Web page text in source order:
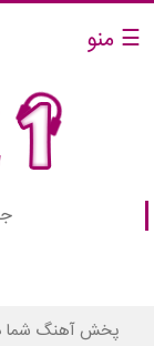
☰ منو
پخش آهنگ شما